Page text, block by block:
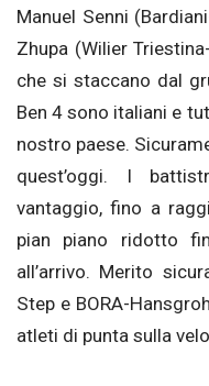
Manuel Senni
Zhupa (Wilier
che si staccano dal
Ben 4 sono italiani e
nostro paese.
quest’oggi. I
vantaggio, fino a
pian piano ridotto
all’arrivo. Merito
Step e BORA-
atleti di punta sulla